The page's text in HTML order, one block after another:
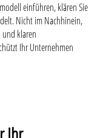
einführen, klären Sie
Nicht im Nachhinein,
klaren
Ihr Unternehmen